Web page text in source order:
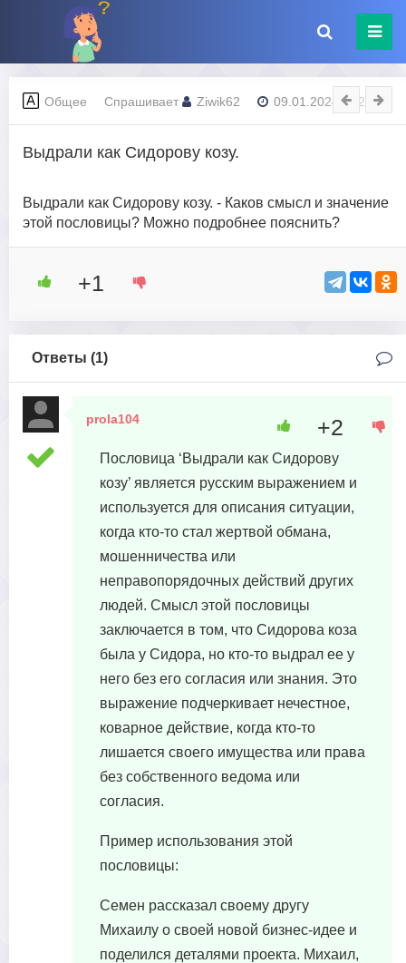
Общее Спрашивает Ziwik62 09.01.2024 - 02:26
Выдрали как Сидорову козу.
Выдрали как Сидорову козу. - Каков смысл и значение
этой пословицы? Можно подробнее пояснить?
+1
Ответы (1)
prola104
Пословица ‘Выдрали как Сидорову
козу’ является русским выражением и
используется для описания ситуации,
когда кто-то стал жертвой обмана,
мошенничества или
неправопорядочных действий других
людей. Смысл этой пословицы
заключается в том, что Сидорова коза
была у Сидора, но кто-то выдрал ее у
него без его согласия или знания. Это
выражение подчеркивает нечестное,
коварное действие, когда кто-то
лишается своего имущества или права
без собственного ведома или
согласия.
Пример использования этой
пословицы:
Семен рассказал своему другу
Михаилу о своей новой бизнес-идее и
поделился деталями проекта. Михаил,
+2